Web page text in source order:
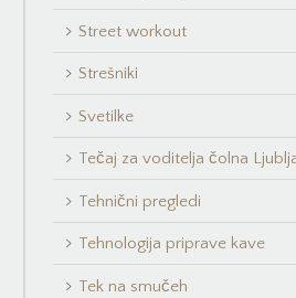
Street workout
Strešniki
Svetilke
Tečaj za voditelja čolna
Tehnični pregledi
Tehnologija priprave kave
Tek na smučeh